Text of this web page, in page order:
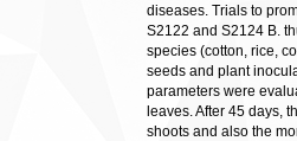
diseases. Trials to
S2122 and S2124 B.
species (cotton, rice,
seeds and plant
parameters were
leaves. After 45 days,
shoots and also the